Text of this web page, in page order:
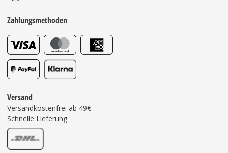
Zahlungsmethoden
Versand
Versandkostenfrei ab 49€
Schnelle Lieferung